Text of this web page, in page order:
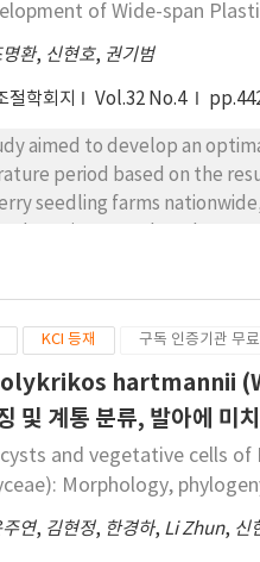
at 20°C to achieve high
of Wide-span
명환, 신현호, 권기범
절학회지 Vol.32 No.4
aimed to develop an
period based on the
seedling farms
The greenhouse width was
two different models that
structural safety against
We utilized these
in a high survival rate of
in improving the
KCI 등재 구독 인증기관 무
hartmannii
및 계통 분류, 발아에 미
and vegetative cells of
Morphology,
주연, 김현정, 한경하, Li Zhun, 신